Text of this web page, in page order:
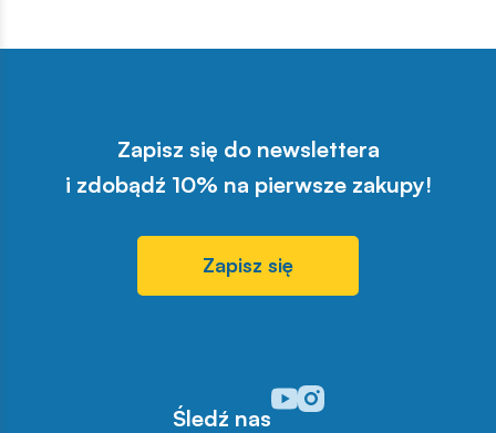
Zapisz się do newslettera
i zdobądź 10% na pierwsze zakupy!
Zapisz się
Śledź nas
Odwiedź nasz profil w
Odwiedź nasz profil w